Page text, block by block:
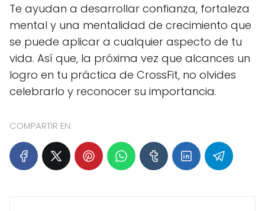
Te ayudan a desarrollar confianza, fortaleza
mental y una mentalidad de crecimiento que
se puede aplicar a cualquier aspecto de tu
vida. Así que, la próxima vez que alcances un
logro en tu práctica de CrossFit, no olvides
celebrarlo y reconocer su importancia.
COMPARTIR EN: